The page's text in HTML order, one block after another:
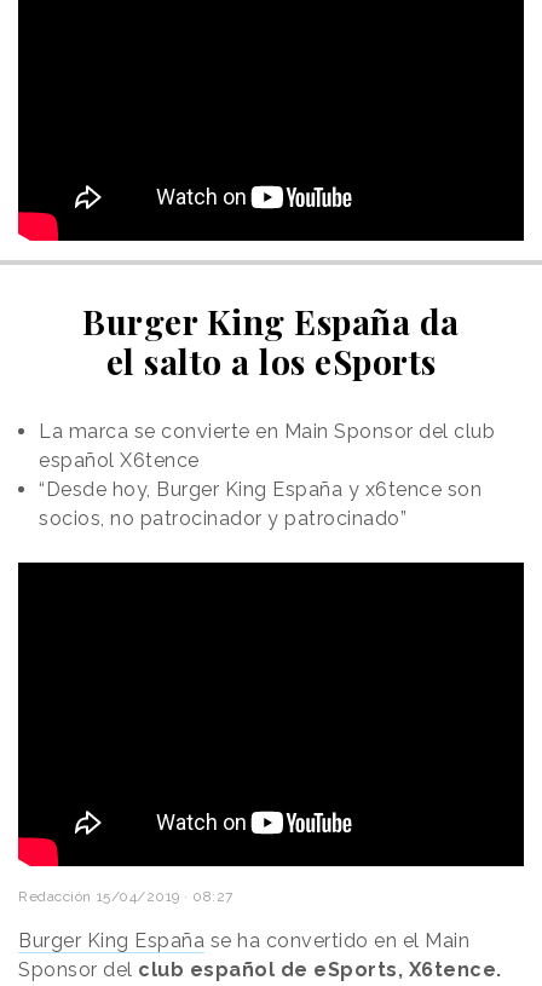
Burger King España da
el salto a los eSports
La marca se convierte en Main Sponsor del club
español X6tence
“Desde hoy, Burger King España y x6tence son
socios, no patrocinador y patrocinado”
Redacción 15/04/2019 · 08:27
Burger King España se ha convertido en el Main
Sponsor del club español de eSports, X6tence.